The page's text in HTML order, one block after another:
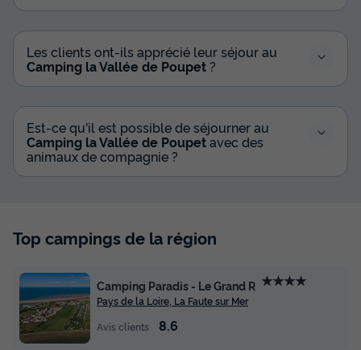
Les clients ont-ils apprécié leur séjour au
Camping la Vallée de Poupet ?
Est-ce qu'il est possible de séjourner au
Camping la Vallée de Poupetavec des
animaux de compagnie ?
Top campings de la région
Camping Paradis - Le Grand R ★★★★
Pays de la Loire, La Faute sur Mer
Avis clients
8.6